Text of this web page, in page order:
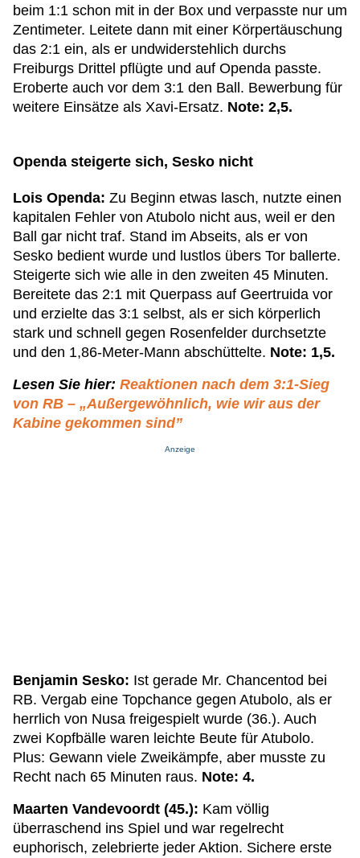
beim 1:1 schon mit in der Box und verpasste nur um
Zentimeter. Leitete dann mit einer Körpertäuschung
das 2:1 ein, als er undwiderstehlich durchs
Freiburgs Drittel pflügte und auf Openda passte.
Eroberte auch vor dem 3:1 den Ball. Bewerbung für
weitere Einsätze als Xavi-Ersatz. Note: 2,5.
Openda steigerte sich, Sesko nicht
Lois Openda: Zu Beginn etwas lasch, nutzte einen
kapitalen Fehler von Atubolo nicht aus, weil er den
Ball gar nicht traf. Stand im Abseits, als er von
Sesko bedient wurde und lustlos übers Tor ballerte.
Steigerte sich wie alle in den zweiten 45 Minuten.
Bereitete das 2:1 mit Querpass auf Geertruida vor
und erzielte das 3:1 selbst, als er sich körperlich
stark und schnell gegen Rosenfelder durchsetzte
und den 1,86-Meter-Mann abschüttelte. Note: 1,5.
Lesen Sie hier: Reaktionen nach dem 3:1-Sieg
von RB – „Außergewöhnlich, wie wir aus der
Kabine gekommen sind”
Anzeige
Benjamin Sesko: Ist gerade Mr. Chancentod bei
RB. Vergab eine Topchance gegen Atubolo, als er
herrlich von Nusa freigespielt wurde (36.). Auch
zwei Kopfbälle waren leichte Beute für Atubolo.
Plus: Gewann viele Zweikämpfe, aber musste zu
Recht nach 65 Minuten raus. Note: 4.
Maarten Vandevoordt (45.): Kam völlig
überraschend ins Spiel und war regelrecht
euphorisch, zelebrierte jeder Aktion. Sichere erste